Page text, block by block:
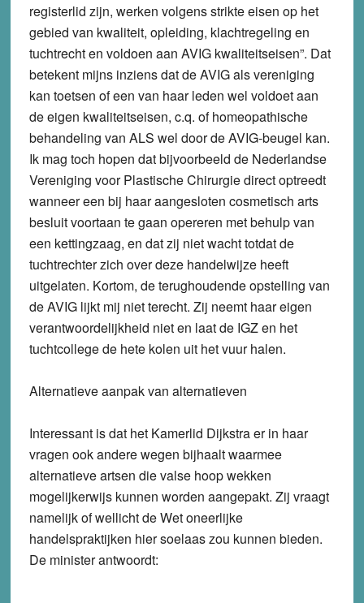
registerlid zijn, werken volgens strikte eisen op het
gebied van kwaliteit, opleiding, klachtregeling en
tuchtrecht en voldoen aan AVIG kwaliteitseisen”. Dat
betekent mijns inziens dat de AVIG als vereniging
kan toetsen of een van haar leden wel voldoet aan
de eigen kwaliteitseisen, c.q. of homeopathische
behandeling van ALS wel door de AVIG-beugel kan.
Ik mag toch hopen dat bijvoorbeeld de Nederlandse
Vereniging voor Plastische Chirurgie direct optreedt
wanneer een bij haar aangesloten cosmetisch arts
besluit voortaan te gaan opereren met behulp van
een kettingzaag, en dat zij niet wacht totdat de
tuchtrechter zich over deze handelwijze heeft
uitgelaten. Kortom, de terughoudende opstelling van
de AVIG lijkt mij niet terecht. Zij neemt haar eigen
verantwoordelijkheid niet en laat de IGZ en het
tuchtcollege de hete kolen uit het vuur halen.
Alternatieve aanpak van alternatieven
Interessant is dat het Kamerlid Dijkstra er in haar
vragen ook andere wegen bijhaalt waarmee
alternatieve artsen die valse hoop wekken
mogelijkerwijs kunnen worden aangepakt. Zij vraagt
namelijk of wellicht de Wet oneerlijke
handelspraktijken hier soelaas zou kunnen bieden.
De minister antwoordt: